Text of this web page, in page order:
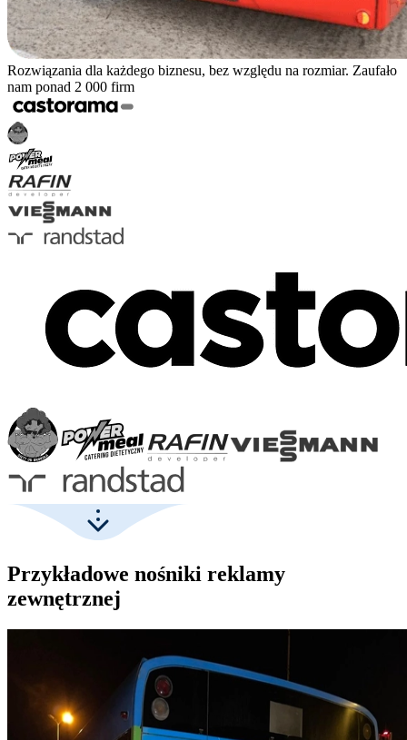
Rozwiązania dla każdego biznesu, bez względu na rozmiar. Zaufało
nam ponad 2 000 firm
Przykładowe nośniki reklamy
zewnętrznej